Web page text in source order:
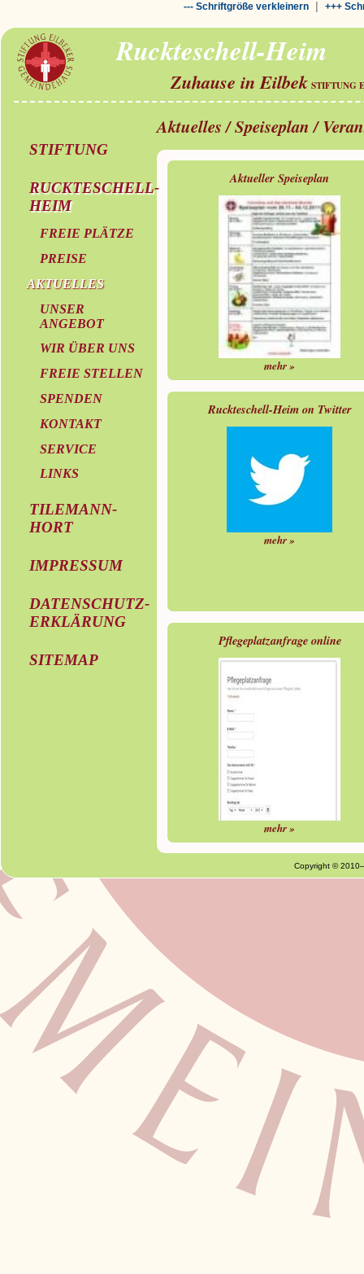
--- Schriftgröße verkleinern| +++
Ruckteschell-Heim
Zuhause in Eilbek STIFTUNG
STIFTUNG
RUCKTESCHELL-
HEIM
FREIE PLÄTZE
PREISE
AKTUELLES
UNSER
ANGEBOT
WIR ÜBER UNS
FREIE STELLEN
SPENDEN
KONTAKT
SERVICE
LINKS
TILEMANN-
HORT
IMPRESSUM
DATENSCHUTZ-
ERKLÄRUNG
SITEMAP
Aktuelles / Speiseplan /
Aktueller Speiseplan
mehr »
Ruckteschell-Heim on Twitter
mehr »
Pflegeplatzanfrage online
mehr »
Copyright ©